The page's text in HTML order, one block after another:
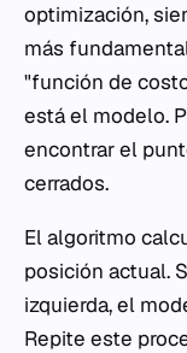
optimización,
más
"función de
está el modelo.
encontrar el
cerrados.
El algoritmo
posición actual.
izquierda, el
Repite este